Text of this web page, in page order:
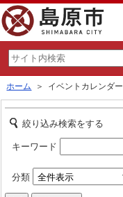
ホーム ＞ イベントカレンダー
絞り込み検索をする
キーワード
分類